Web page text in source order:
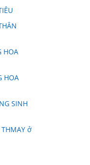
HOA
HOA
SINH
ở